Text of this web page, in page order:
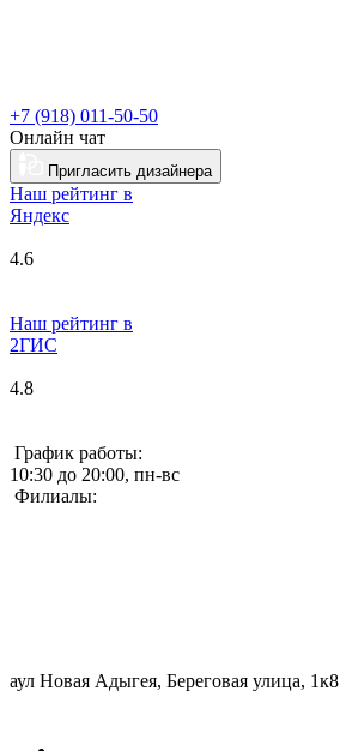
+7 (918) 011-50-50
Онлайн чат
Пригласить дизайнера
Наш рейтинг в
Яндекс
4.6
Наш рейтинг в
2ГИС
4.8
График работы:
10:30 до 20:00, пн-вс
Филиалы:
аул Новая Адыгея, Береговая улица, 1к8